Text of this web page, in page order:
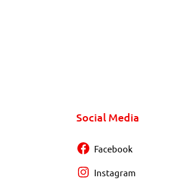
Social Media
Facebook
Instagram